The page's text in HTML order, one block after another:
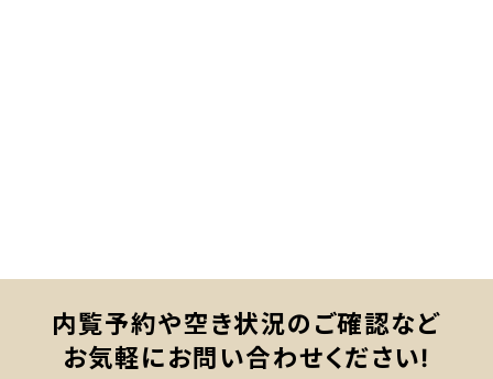
内覧予約や空き状況のご確認など
お気軽にお問い合わせください!